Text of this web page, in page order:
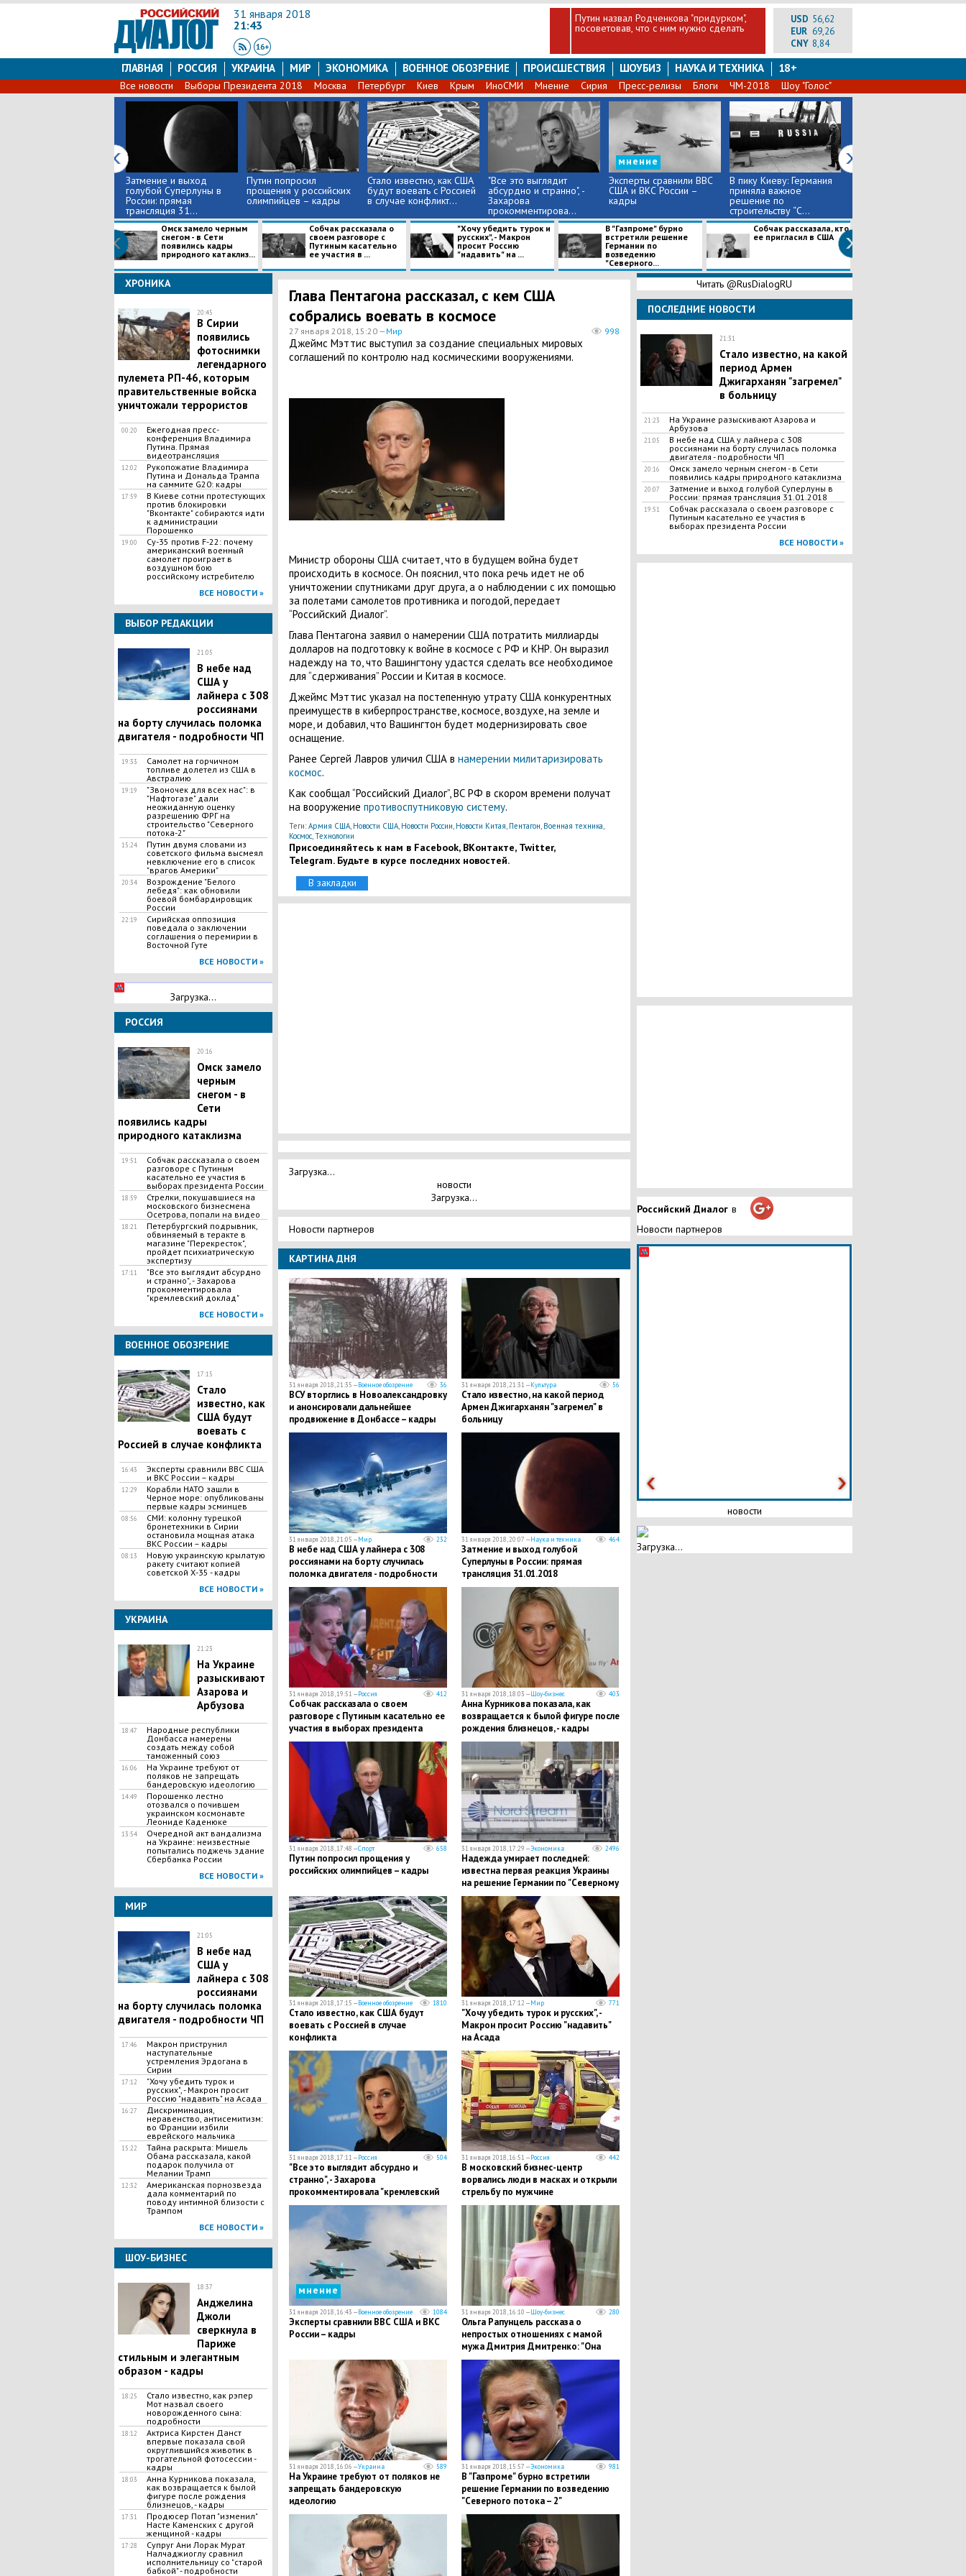
31 января 2018
21:43
Путин назвал Родченкова "придурком",
посоветовав, что с ним нужно сделать
USD 56,62
EUR 69,26
CNY 8,84
ГЛАВНАЯ РОССИЯ УКРАИНА МИР ЭКОНОМИКА ВОЕННОЕ ОБОЗРЕНИЕ ПРОИСШЕСТВИЯ ШОУБИЗ НАУКА И ТЕХНИКА 18+
Все новости Выборы Президента 2018 Москва Петербург Киев Крым ИноСМИ Мнение Сирия Пресс-релизы Блоги ЧМ-2018 Шоу "Голос"
Затмение и выход
голубой Суперлуны в
России: прямая
трансляция 31...
Путин попросил
прощения у российских
олимпийцев – кадры
Стало известно, как США
будут воевать с Россией
в случае конфликт...
"Все это выглядит
абсурдно и странно", -
Захарова
прокомментирова...
мнение
Эксперты сравнили ВВС
США и ВКС России –
кадры
В пику Киеву: Германия
приняла важное
решение по
строительству “С...
Омск замело черным
снегом - в Сети
появились кадры
природного катаклиз...
Собчак рассказала о
своем разговоре с
Путиным касательно
ее участия в ...
"Хочу убедить турок и
русских", - Макрон
просит Россию
"надавить" на ...
В "Газпроме" бурно
встретили решение
Германии по
возведению
"Северного...
Собчак рассказала, кто
ее пригласил в США
ХРОНИКА
20:45
В Сирии
появились
фотоснимки
легендарного
пулемета РП-46, которым
правительственные войска
уничтожали террористов
00:20
Ежегодная пресс-
конференция Владимира
Путина. Прямая
видеотрансляция
12:02
Рукопожатие Владимира
Путина и Дональда Трампа
на саммите G20: кадры
17:59
В Киеве сотни протестующих
против блокировки
"Вконтакте" собираются идти
к администрации
Порошенко
19:00
Су-35 против F-22: почему
американский военный
самолет проиграет в
воздушном бою
российскому истребителю
ВСЕ НОВОСТИ »
ВЫБОР РЕДАКЦИИ
21:05
В небе над
США у
лайнера с 308
россиянами
на борту случилась поломка
двигателя - подробности ЧП
19:33
Самолет на горчичном
топливе долетел из США в
Австралию
19:19
"Звоночек для всех нас": в
"Нафтогазе" дали
неожиданную оценку
разрешению ФPГ на
строительство "Ceвepного
потока-2"
15:24
Путин двумя словами из
советского фильма высмеял
невключение его в список
"врагов Америки"
20:34
Возрождение "Белого
лебедя": как обновили
боевой бомбардировщик
России
22:19
Сирийская оппозиция
поведала о заключении
соглашения о перемирии в
Bocточной Гyте
ВСЕ НОВОСТИ »
Загрузка...
РОССИЯ
20:16
Омск замело
черным
снегом - в
Сети
появились кадры
природного катаклизма
19:51
Собчак рассказала о своем
разговоре с Путиным
касательно ее участия в
выборах президента России
18:59
Стрелки, покушавшиеся на
московского бизнесмена
Осетрова, попали на видео
18:21
Петербургский подрывник,
обвиняемый в теракте в
магазине "Перекресток",
пройдет психиатрическую
экспертизу
17:11
"Все это выглядит абсурдно
и странно", - Захарова
прокомментировала
"кремлевский доклад"
ВСЕ НОВОСТИ »
ВОЕННОЕ ОБОЗРЕНИЕ
17:15
Стало
известно, как
США будут
воевать с
Россией в случае конфликта
16:43
Эксперты сравнили ВВС США
и ВКС России – кадры
12:29
Корабли НАТО зашли в
Черное море: опубликованы
первые кадры эсминцев
08:56
​СМИ: колонну турецкой
бронетехники в Сирии
остановила мощная атака
ВКС России – кадры
08:13
Новую украинскую крылатую
ракету считают копией
советской Х-35 - кадры
ВСЕ НОВОСТИ »
УКРАИНА
21:23
На Украине
разыскивают
Азарова и
Арбузова
18:47
Народные республики
Донбасса намерены
создать между собой
таможенный союз
16:06
На Украине требуют от
поляков не запрещать
бандеровскую идеологию
14:49
Порошенко лестно
отозвался о почившем
украинском космонавте
Леониде Каденюке
13:54
Очередной акт вандализма
на Украине: неизвестные
попытались поджечь здание
Сбербанка России
ВСЕ НОВОСТИ »
МИР
21:05
В небе над
США у
лайнера с 308
россиянами
на борту случилась поломка
двигателя - подробности ЧП
17:46
Макрон приструнил
наступательные
устремления Эрдогана в
Сирии
17:12
"Хочу убедить турок и
русских", - Макрон просит
Россию "надавить" на Асада
16:27
Дискриминация,
неравенство, антисемитизм:
во Франции избили
еврейского мальчика
15:22
Тайна раскрыта: Мишель
Обама рассказала, какой
подарок получила от
Мелании Трамп
12:32
Американская порнозвезда
дала комментарий по
поводу интимной близости с
Трампом
ВСЕ НОВОСТИ »
ШОУ-БИЗНЕС
18:37
Анджелина
Джоли
сверкнула в
Париже
стильным и элегантным
образом - кадры
18:25
Стало известно, как рэпер
Мот назвал своего
новорожденного сына:
подробности
18:12
Актриса Кирстен Данст
впервые показала свой
округлившийся животик в
трогательной фотосессии -
кадры
18:03
Анна Курникова показала,
как возвращается к былой
фигуре после рождения
близнецов, - кадры
17:31
Продюсер Потап "изменил"
Насте Каменских с другой
женщиной - кадры
17:28
Супруг Ани Лорак Мурат
Налчаджиоглу сравнил
исполнительницу со "старой
бабкой" - подробности
Глава Пентагона рассказал, с кем США
собрались воевать в космосе
27 января 2018, 15:20 —Мир 998
Джеймс Мэттис выступил за создание специальных мировых
соглашений по контролю над космическими вооружениями.
Министр обороны США считает, что в будущем война будет
происходить в космосе. Он пояснил, что пока речь идет не об
уничтожении спутниками друг друга, а о наблюдении с их помощью
за полетами самолетов противника и погодой, передает
“Российский Диалог”.
Глава Пентагона заявил о намерении США потратить миллиарды
долларов на подготовку к войне в космосе с РФ и КНР. Он выразил
надежду на то, что Вашингтону удастся сделать все необходимое
для “сдерживания” России и Китая в космосе.
Джеймс Мэттис указал на постепенную утрату США конкурентных
преимуществ в киберпространстве, космосе, воздухе, на земле и
море, и добавил, что Вашингтон будет модернизировать свое
оснащение.
Ранее Сергей Лавров уличил США в намерении милитаризировать
космос.
Как сообщал “Российский Диалог”, ВС РФ в скором времени получат
на вооружение противоспутниковую систему.
Теги: Армия США, Новости США, Новости России, Новости Китая, Пентагон, Военная техника,
Космос,Технологии
Присоединяйтесь к нам в Facebook, ВКонтакте, Twitter,
Telegram. Будьте в курсе последних новостей.
В закладки
Загрузка...
новости
Загрузка...
Новости партнеров
КАРТИНА ДНЯ
31 января 2018, 21:35 —Военное обозрение 36
ВСУ вторглись в Новоалександровку
и анонсировали дальнейшее
продвижение в Донбассе – кадры
31 января 2018, 21:31 —Культура 56
​Стало известно, на какой период
Армен Джигарханян "загремел" в
больницу
31 января 2018, 21:05 —Мир 232
В небе над США у лайнера с 308
россиянами на борту случилась
поломка двигателя - подробности
ЧП
31 января 2018, 20:07 —Наука и техника 464
Затмение и выход голубой
Суперлуны в России: прямая
трансляция 31.01.2018
31 января 2018, 19:51 —Россия 412
Собчак рассказала о своем
разговоре с Путиным касательно ее
участия в выборах президента
России
31 января 2018, 18:03 —Шоу-бизнес 403
Анна Курникова показала, как
возвращается к былой фигуре после
рождения близнецов, - кадры
31 января 2018, 17:48 —Спорт 658
Путин попросил прощения у
российских олимпийцев – кадры
31 января 2018, 17:29 —Экономика 2496
Надежда умирает последней:
известна первая реакция Украины
на решение Германии по "Северному
потоку – 2"
31 января 2018, 17:15 —Военное обозрение 1810
Стало известно, как США будут
воевать с Россией в случае
конфликта
31 января 2018, 17:12 —Мир 771
"Хочу убедить турок и русских", -
Макрон просит Россию "надавить"
на Асада
31 января 2018, 17:11 —Россия 504
"Все это выглядит абсурдно и
странно", - Захарова
прокомментировала "кремлевский
доклад"
31 января 2018, 16:51 —Россия 442
В московский бизнес-центр
ворвались люди в масках и открыли
стрельбу по мужчине
мнение
31 января 2018, 16:43 —Военное обозрение 1084
Эксперты сравнили ВВС США и ВКС
России – кадры
31 января 2018, 16:10 —Шоу-бизнес 280
Ольга Рапунцель рассказа о
непростых отношениях с мамой
мужа Дмитрия Дмитренко: "Она
желала мне смерти". Подробности
31 января 2018, 16:06 —Украина 589
На Украине требуют от поляков не
запрещать бандеровскую
идеологию
31 января 2018, 15:57 —Экономика 981
В "Газпроме" бурно встретили
решение Германии по возведению
"Северного потока – 2"
Читать @RusDialogRU
ПОСЛЕДНИЕ НОВОСТИ
21:31
​Стало известно, на какой
период Армен
Джигарханян "загремел"
в больницу
21:23
На Украине разыскивают Азарова и
Арбузова
21:05
В небе над США у лайнера с 308
россиянами на борту случилась поломка
двигателя - подробности ЧП
20:16
Омск замело черным снегом - в Сети
появились кадры природного катаклизма
20:07
Затмение и выход голубой Суперлуны в
России: прямая трансляция 31.01.2018
19:51
Собчак рассказала о своем разговоре с
Путиным касательно ее участия в
выборах президента России
ВСЕ НОВОСТИ »
Российский Диалог в
Новости партнеров
новости
Загрузка...